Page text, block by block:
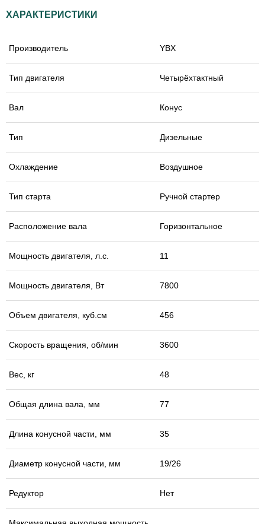
ХАРАКТЕРИСТИКИ
Производитель YBX
Тип двигателя Четырёхтактный
Вал Конус
Тип Дизельные
Охлаждение Воздушное
Тип старта Ручной стартер
Расположение вала Горизонтальное
Мощность двигателя, л.с. 11
Мощность двигателя, Вт 7800
Объем двигателя, куб.см 456
Скорость вращения, об/мин 3600
Вес, кг 48
Общая длина вала, мм 77
Длина конусной части, мм 35
Диаметр конусной части, мм 19/26
Редуктор Нет